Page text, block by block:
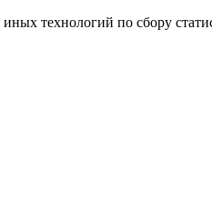
технологий по сбору